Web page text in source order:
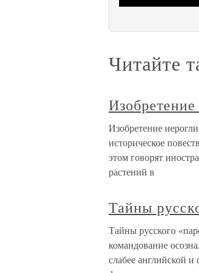
Читайте
Изобретение
историческое
этом говорят
растений в
Тайны
Тайны русского
командование
слабее английской